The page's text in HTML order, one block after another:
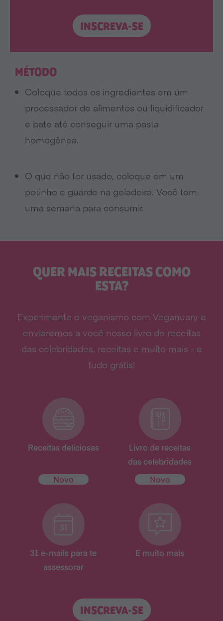
INSCREVA-SE
MÉTODO
Coloque todos os ingredientes em um
processador de alimentos ou liquidificador
e bate até conseguir uma pasta
homogênea.
O que não for usado, coloque em um
potinho e guarde na geladeira. Você tem
uma semana para consumir.
QUER MAIS RECEITAS COMO
ESTA?
Experimente o veganismo com Veganuary e
enviaremos a você nosso livro de receitas
das celebridades, receitas e muito mais - e
tudo grátis!
Receitas deliciosas
Novo
Livro de receitas
das celebridades
Novo
31 e-mails para te
assessorar
E muito mais
INSCREVA-SE